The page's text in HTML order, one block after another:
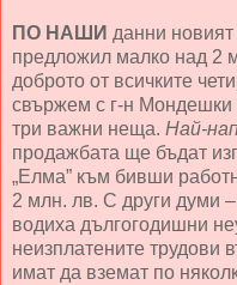
ПО НАШИ данни новият
предложил малко над 2
доброто от всичките
свържем с г-н Мондешки
три важни неща. Най-
продажбата ще бъдат
„Елма” към бивши
2 млн. лв. С други думи
водиха дългогодишни
неизплатените трудови
имат да вземат по